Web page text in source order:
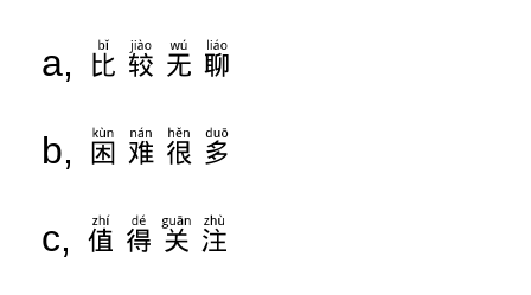
a, 比较无聊
b, 困难很多
c, 值得关注